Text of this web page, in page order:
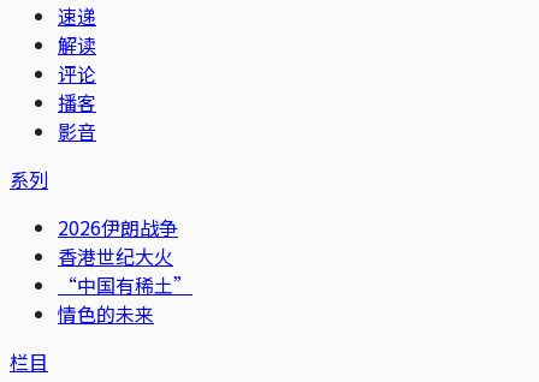
速递
解读
评论
播客
影音
系列
2026伊朗战争
香港世纪大火
“中国有稀土”
情色的未来
栏目